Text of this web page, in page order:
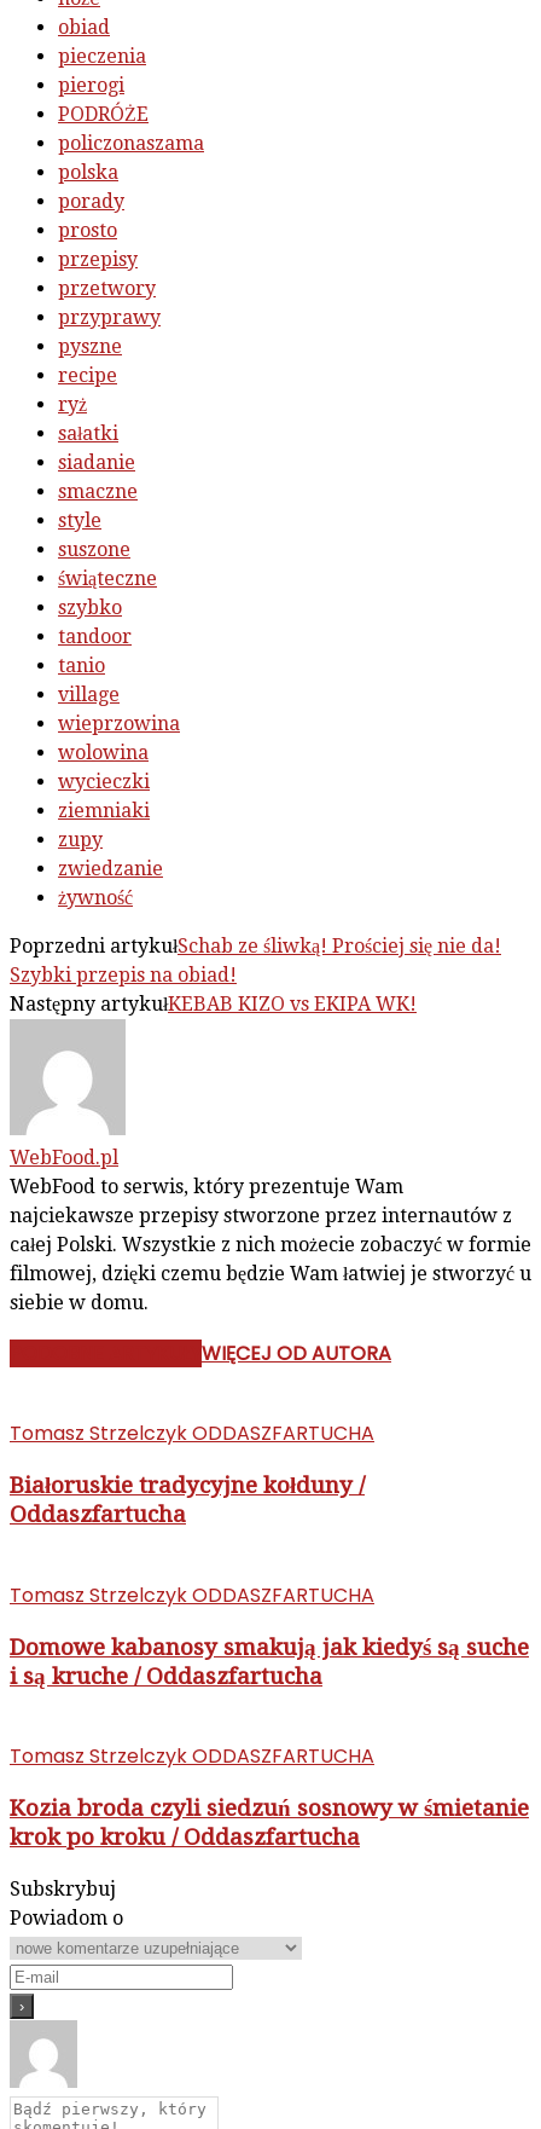
obiad
pieczenia
pierogi
PODRÓŻE
policzonaszama
polska
porady
prosto
przepisy
przetwory
przyprawy
pyszne
recipe
ryż
sałatki
siadanie
smaczne
style
suszone
świąteczne
szybko
tandoor
tanio
village
wieprzowina
wolowina
wycieczki
ziemniaki
zupy
zwiedzanie
żywność
Poprzedni artykułSchab ze śliwką! Prościej się nie da!
Szybki przepis na obiad!
Następny artykułKEBAB KIZO vs EKIPA WK!
WebFood.pl
WebFood to serwis, który prezentuje Wam
najciekawsze przepisy stworzone przez internautów z
całej Polski. Wszystkie z nich możecie zobaczyć w formie
filmowej, dzięki czemu będzie Wam łatwiej je stworzyć u
siebie w domu.
WIĘCEJ OD AUTORA
Tomasz Strzelczyk ODDASZFARTUCHA
Białoruskie tradycyjne kołduny /
Oddaszfartucha
Tomasz Strzelczyk ODDASZFARTUCHA
Domowe kabanosy smakują jak kiedyś są suche
i są kruche / Oddaszfartucha
Tomasz Strzelczyk ODDASZFARTUCHA
Kozia broda czyli siedzuń sosnowy w śmietanie
krok po kroku / Oddaszfartucha
Subskrybuj
Powiadom o